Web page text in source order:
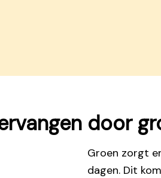
door
Groen zorgt
dagen. Dit